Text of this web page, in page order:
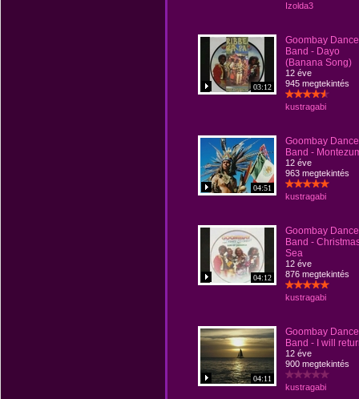
Izolda3
03:12
Goombay Dance
Band - Dayo
(Banana Song)
12 éve
945 megtekintés
kustragabi
04:51
Goombay Dance
Band -
12 éve
963 megtekintés
kustragabi
04:12
Goombay Dance
Band -
Sea
12 éve
876 megtekintés
kustragabi
04:11
Goombay Dance
Band - I will
12 éve
900 megtekintés
kustragabi